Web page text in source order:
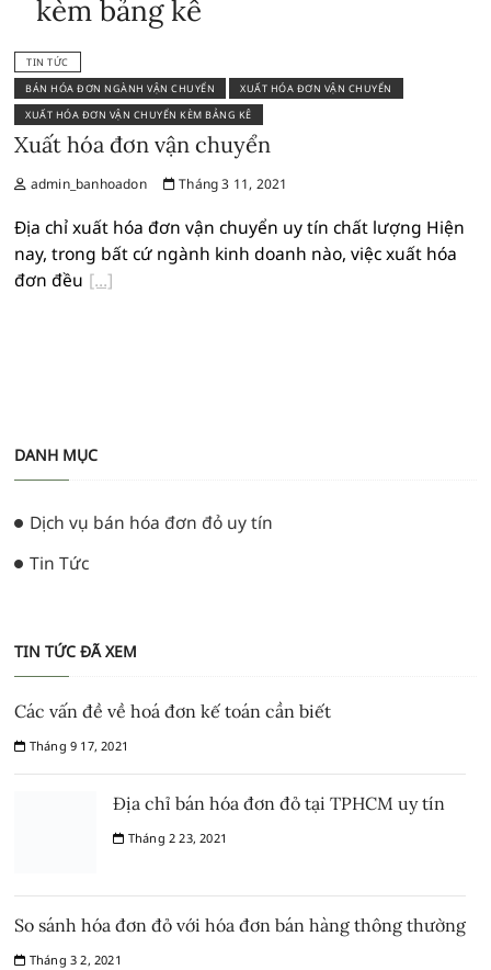
kèm bảng kê
TIN TỨC
BÁN HÓA ĐƠN NGÀNH VẬN CHUYỂN
XUẤT HÓA ĐƠN VẬN CHUYỂN
XUẤT HÓA ĐƠN VẬN CHUYỂN KÈM BẢNG KÊ
Xuất hóa đơn vận chuyển
admin_banhoadon Tháng 3 11, 2021
Địa chỉ xuất hóa đơn vận chuyển uy tín chất lượng Hiện
nay, trong bất cứ ngành kinh doanh nào, việc xuất hóa
đơn đều
DANH MỤC
Dịch vụ bán hóa đơn đỏ uy tín
Tin Tức
TIN TỨC ĐÃ XEM
Các vấn đề về hoá đơn kế toán cần biết
Tháng 9 17, 2021
Địa chỉ bán hóa đơn đỏ tại TPHCM uy tín
Tháng 2 23, 2021
So sánh hóa đơn đỏ với hóa đơn bán hàng thông thường
Tháng 3 2, 2021